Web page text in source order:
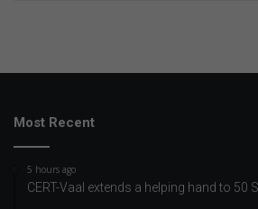
Most Recent
5 hours ago
CERT-Vaal extends a helping hand to 50